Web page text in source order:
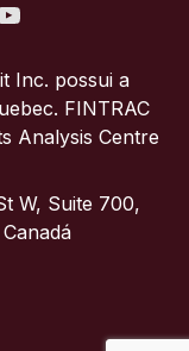
Inc. possui a
FINTRAC
Analysis Centre
W, Suite 700,